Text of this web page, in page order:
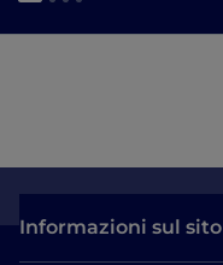
Informazioni sul sito